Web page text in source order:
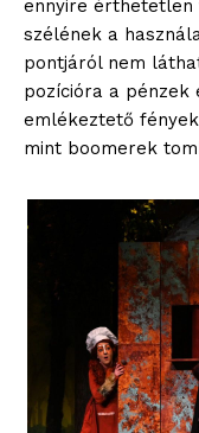
ennyire érthetetlen
szélének a
pontjáról nem
pozícióra a pénzek
emlékeztető
mint boomerek